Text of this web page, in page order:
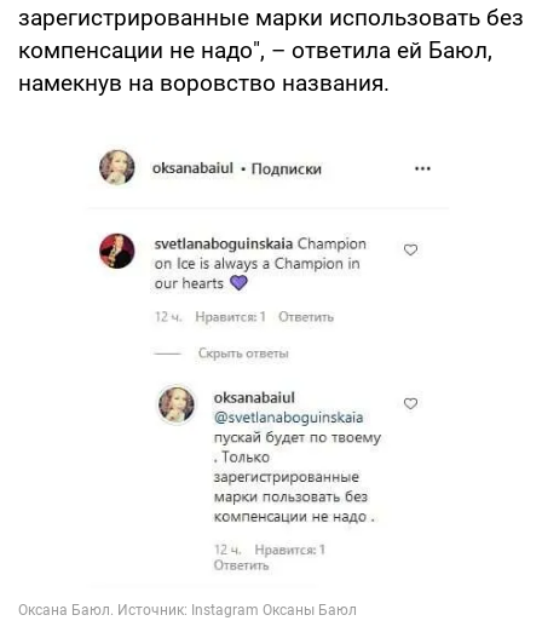
зарегистрированные марки использовать без
компенсации не надо", – ответила ей Баюл,
намекнув на воровство названия.